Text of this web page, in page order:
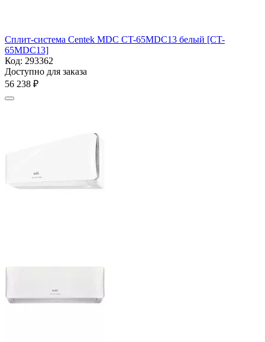
Сплит-система Centek MDC CT-65MDC13 белый [CT-
65MDC13]
Код: 293362
Доступно для заказа
56 238 ₽